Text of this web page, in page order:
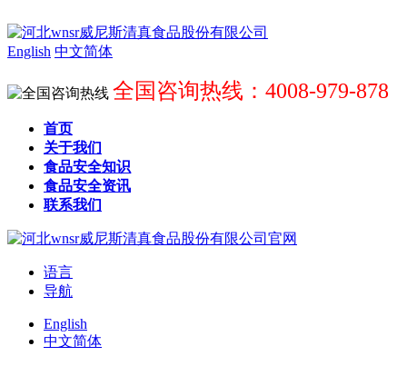
English 中文简体
全国咨询热线：4008-979-878
首页
关于我们
食品安全知识
食品安全资讯
联系我们
语言
导航
English
中文简体